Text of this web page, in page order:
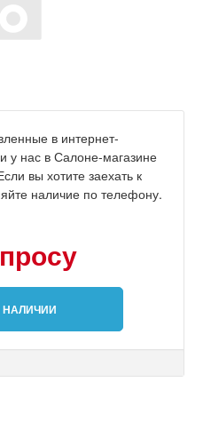
в интернет-
у нас в Салоне-магазине
вы хотите заехать к
наличие по телефону.
НАЛИЧИИ